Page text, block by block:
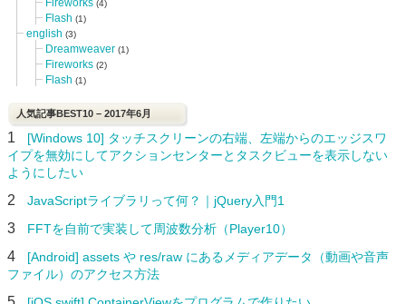
(4)
Flash (1)
english (3)
Dreamweaver (1)
Fireworks (2)
Flash (1)
人気記事BEST10 – 2017年6月
1
[Windows 10] タッチスクリーンの右端、左端からのエッジスワ
イプを無効にしてアクションセンターとタスクビューを表示しない
ようにしたい
2 JavaScriptライブラリって何？｜jQuery入門1
3 FFTを自前で実装して周波数分析（Player10）
4
[Android] assets や res/raw にあるメディアデータ（動画や音声
ファイル）のアクセス方法